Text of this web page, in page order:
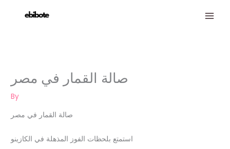
صالة القمار في مصر
By
صالة القمار في مصر
استمتع بلحظات الفوز المذهلة في الكازينو